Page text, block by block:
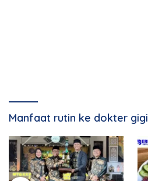
Manfaat rutin ke dokter gigi